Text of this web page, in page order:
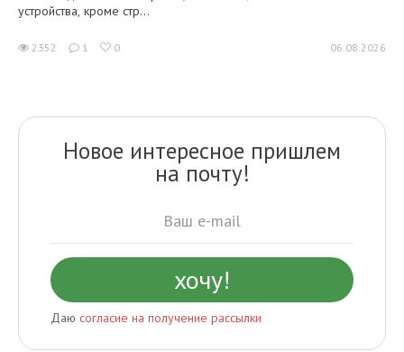
устройства, кроме стр...
2352 1 0 06.08.2026
Новое интересное пришлем
на почту!
Даю согласие на получение рассылки